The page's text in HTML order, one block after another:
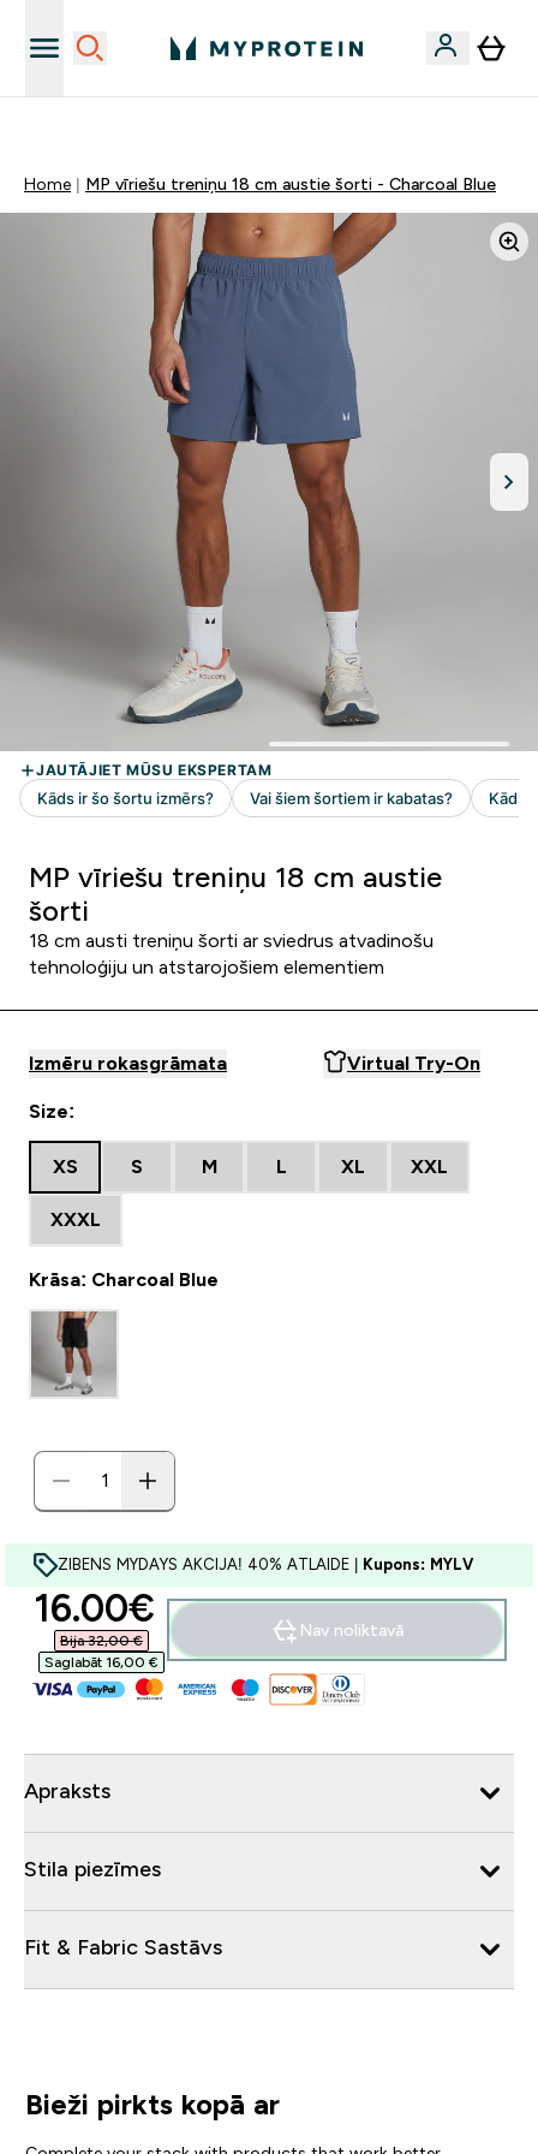
Home MP vīriešu treniņu 18 cm austie šorti - Charcoal Blue
MP vīriešu treniņu 18 cm austie
šorti
18 cm austi treniņu šorti ar sviedrus atvadinošu
tehnoloģiju un atstarojošiem elementiem
Izmēru rokasgrāmata Virtual Try-On
Size:
XS S M L XL XXL
XXXL
Krāsa: Charcoal Blue
ZIBENS MYDAYS AKCIJA! 40% ATLAIDE | Kupons: MYLV
discounted price
16.00€‎
Bija 32,00 €‎
Saglabāt 16,00 €‎
Nav noliktavā
Apraksts
Stila piezīmes
Fit & Fabric Sastāvs
Bieži pirkts kopā ar